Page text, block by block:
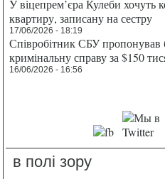
У віцепрем’єра Кулеби хочуть
квартиру, записану на сестру
17/06/2026 - 18:19
Співробітник СБУ пропонував
кримінальну справу за $150
16/06/2026 - 16:56
в полі зору